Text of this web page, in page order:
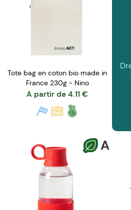
Tote bag en coton bio made in
France 230g - Nino
A partir de 4.11 €
A